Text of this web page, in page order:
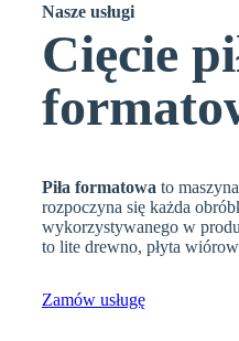
Nasze usługi
Cięcie
Piła formatowa to
rozpoczyna się każda
wykorzystywanego w
to lite drewno, płyta
Zamów usługę